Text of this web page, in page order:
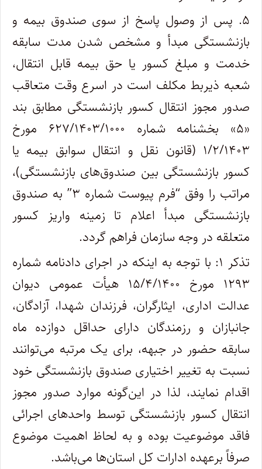
۵. پس از وصول پاسخ از سوی صندوق بیمه و
بازنشستگی مبدأ و مشخص شدن مدت سابقه
خدمت و مبلغ کسور یا حق بیمه قابل انتقال،
شعبه ذیربط مکلف است در اسرع وقت متعاقب
صدور مجوز انتقال کسور بازنشستگی مطابق بند
«۵» بخشنامه شماره ۶۲۷/۱۴۰۳/۱۰۰۰ مورخ
۱/۲/۱۴۰۳ (قانون نقل و انتقال سوابق بیمه یا
کسور بازنشستگی بین صندوق‌های بازنشستگی)،
مراتب را وفق “فرم پیوست شماره ۳” به صندوق
بازنشستگی مبدأ اعلام تا زمینه واریز کسور
متعلقه در وجه سازمان فراهم گردد.
تذکر ۱: با توجه به اینکه در اجرای دادنامه شماره
۱۲۹۳ مورخ ۱۵/۴/۱۴۰۰ هیأت عمومی دیوان
عدالت اداری، ایثارگران، فرزندان شهدا، آزادگان،
جانبازان و رزمندگان دارای حداقل دوازده ماه
سابقه حضور در جبهه، برای یک مرتبه می‌توانند
نسبت به تغییر اختیاری صندوق بازنشستگی خود
اقدام نمایند، لذا در این‌گونه موارد صدور مجوز
انتقال کسور بازنشستگی توسط واحدهای اجرائی
فاقد موضوعیت بوده و به لحاظ اهمیت موضوع
صرفاً برعهده ادارات کل استان‌ها می‌باشد.